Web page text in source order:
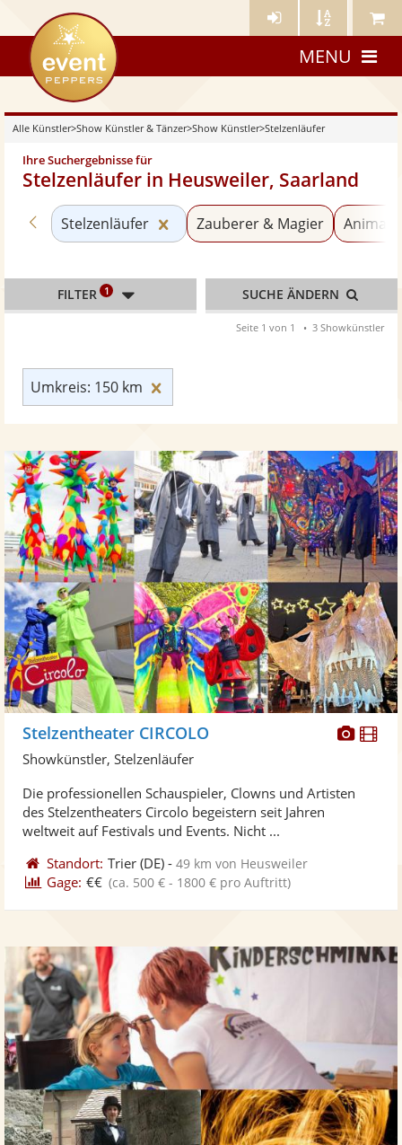
Künstler- Künstler Meine
eventpeppers
MENU
Alle Künstler>Show Künstler & Tänzer>Show Künstler>Stelzenläufer
Ihre Suchergebnisse für
Stelzenläufer in Heusweiler, Saarland
Zurück zu «Show Künstler»
Stelzenläufer Kategorie «Stelzenläufer»
Zauberer & Magier
Umkreis: 150 km
FILTER 1 SUCHE ÄNDERN
Seite 1 von 1 3 Showkünstler
Stelzentheater CIRCOLO
Showkünstler, Stelzenläufer
Die professionellen Schauspieler, Clowns und Artisten
des Stelzentheaters Circolo begeistern seit Jahren
weltweit auf Festivals und Events. Nicht ...
Standort: Trier (DE) -49 km von Heusweiler
Gage: €€ (ca. 500 € - 1800 € pro Auftritt)